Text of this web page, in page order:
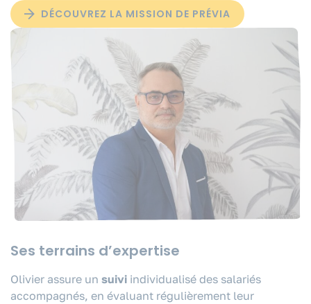
DÉCOUVREZ LA MISSION DE PRÉVIA
Ses terrains d’expertise
Olivier assure un suivi individualisé des salariés
accompagnés, en évaluant régulièrement leur